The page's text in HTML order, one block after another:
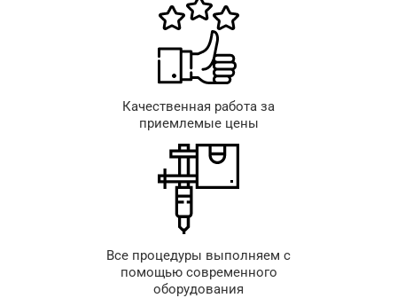
Качественная работа за
приемлемые цены
Все процедуры выполняем с
помощью современного
оборудования